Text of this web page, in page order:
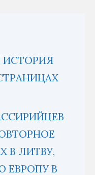
ИСТОРИЯ
В ЛИТВУ,
ЕВРОПУ В